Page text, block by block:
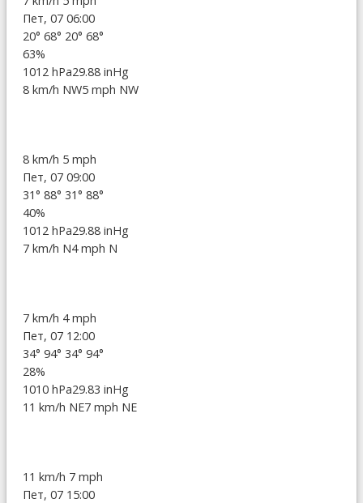
Пет, 07 06:00
20° 68° 20° 68°
63%
1012 hPa29.88 inHg
8 km/h NW5 mph NW
8 km/h 5 mph
Пет, 07 09:00
31° 88° 31° 88°
40%
1012 hPa29.88 inHg
7 km/h N4 mph N
7 km/h 4 mph
Пет, 07 12:00
34° 94° 34° 94°
28%
1010 hPa29.83 inHg
11 km/h NE7 mph NE
11 km/h 7 mph
Пет, 07 15:00